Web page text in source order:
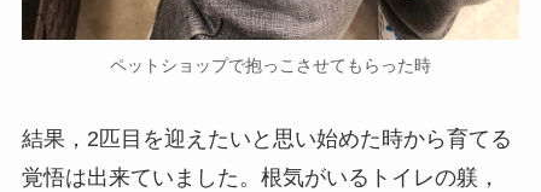
ペットショップで抱っこさせてもらった時
結果，2匹目を迎えたいと思い始めた時から育てる
覚悟は出来ていました。根気がいるトイレの躾，